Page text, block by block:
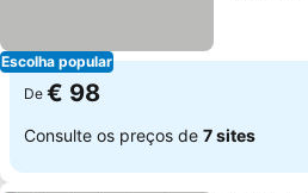
Escolha popular
De € 98
Consulte os preços de 7 sites